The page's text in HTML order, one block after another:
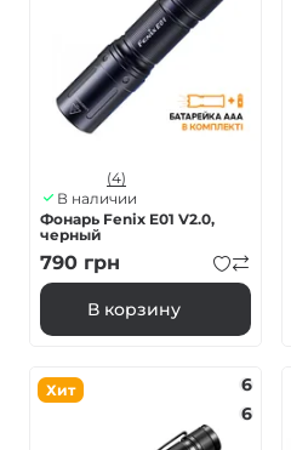
(4)
В наличии
Фонарь Fenix E01 V2.0,
черный
790 грн
В корзину
Хит
6
6